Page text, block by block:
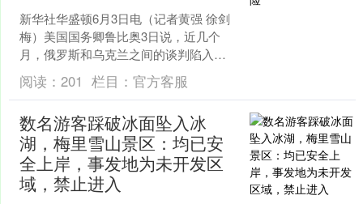
新华社华盛顿6月3日电（记者黄强 徐剑
梅）美国国务卿鲁比奥3日说，近几个
月，俄罗斯和乌克兰之间的谈判陷入停
滞，局势存在升级风险。 元股证
券:ygzq.hk 持牌....
阅读： 201 栏目： 官方客服
数名游客踩破冰面坠入冰
湖，梅里雪山景区：均已安
全上岸，事发地为未开发区
域，禁止进入